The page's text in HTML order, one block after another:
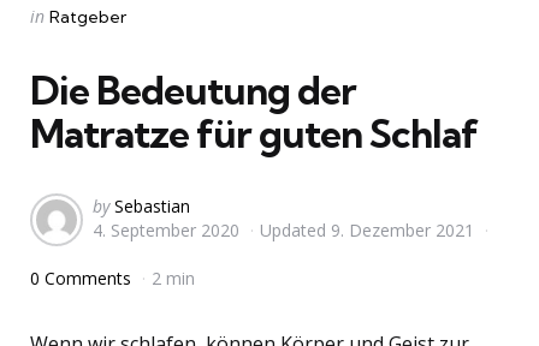
Categories
Posted
in Ratgeber
Die Bedeutung der
Matratze für guten Schlaf
Posted
by
by Sebastian
4. September 2020
Updated 9. Dezember 2021
0 Comments 2 min